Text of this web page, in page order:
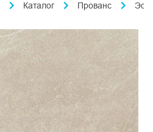
Каталог Прованс